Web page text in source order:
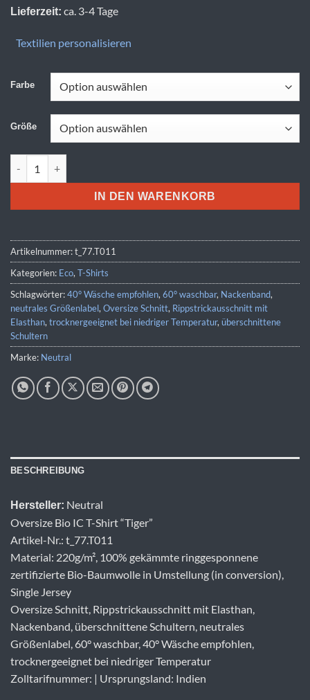
Lieferzeit: ca. 3-4 Tage
Textilien personalisieren
Farbe
Größe
IN DEN WARENKORB
Artikelnummer:t_77.T011
Kategorien: Eco,T-Shirts
Schlagwörter:40° Wäsche empfohlen,60° waschbar, Nackenband,
neutrales Größenlabel,Oversize Schnitt, Rippstrickausschnitt mit
Elasthan,trocknergeeignet bei niedriger Temperatur,überschnittene
Schultern
Marke: Neutral
BESCHREIBUNG
Hersteller: Neutral
Oversize Bio IC T-Shirt “Tiger”
Artikel-Nr.: t_77.T011
Material: 220g/m², 100% gekämmte ringgesponnene
zertifizierte Bio-Baumwolle in Umstellung (in conversion),
Single Jersey
Oversize Schnitt, Rippstrickausschnitt mit Elasthan,
Nackenband, überschnittene Schultern, neutrales
Größenlabel, 60° waschbar, 40° Wäsche empfohlen,
trocknergeeignet bei niedriger Temperatur
Zolltarifnummer: | Ursprungsland: Indien